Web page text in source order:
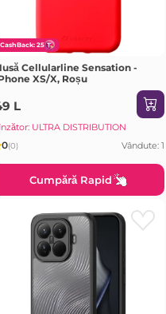
CashBack: 25
Cellularline Sensation -
XS/X, Roșu
L
ULTRA DISTRIBUTION
0(0) Vândute: 1
Cumpără Rapid